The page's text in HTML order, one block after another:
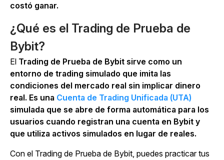
costó ganar.
¿Qué es el Trading de Prueba de
Bybit?
El Trading de Prueba de Bybit sirve como un
entorno de trading simulado que imita las
condiciones del mercado real sin implicar dinero
real. Es una Cuenta de Trading Unificada (UTA)
simulada que se abre de forma automática para los
usuarios cuando registran una cuenta en Bybit y
que utiliza activos simulados en lugar de reales.
Con el Trading de Prueba de Bybit, puedes practicar tus